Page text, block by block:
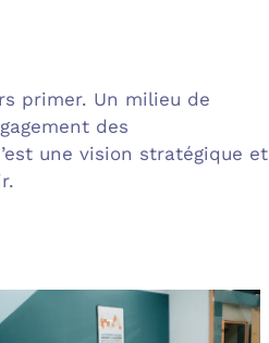
primer. Un milieu de
des
une vision stratégique et